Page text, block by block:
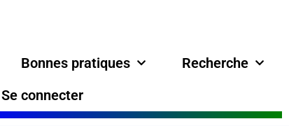
Bonnes pratiques
Recherche
Se connecter